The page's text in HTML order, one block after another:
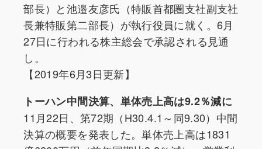
部長）と池邉友彦氏（特販首都圏支社副支社
長兼特販第二部長）が執行役員に就く。6月
27日に行われる株主総会で承認される見通
し。
【2019年6月3日更新】
トーハン中間決算、単体売上高は9.2％減に
11月22日、第72期（H30.4.1～同9.30）中間
決算の概要を発表した。単体売上高は1831